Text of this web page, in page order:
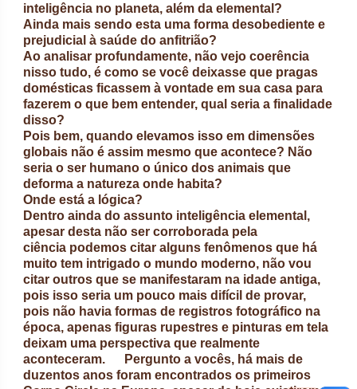
inteligência no planeta, além da elemental?
Ainda mais sendo esta uma forma desobediente e
prejudicial à saúde do anfitrião?
Ao analisar profundamente, não vejo coerência
nisso tudo, é como se você deixasse que pragas
domésticas ficassem à vontade em sua casa para
fazerem o que bem entender, qual seria a finalidade
disso?
Pois bem, quando elevamos isso em dimensões
globais não é assim mesmo que acontece? Não
seria o ser humano o único dos animais que
deforma a natureza onde habita?
Onde está a lógica?
Dentro ainda do assunto inteligência elemental,
apesar desta não ser corroborada pela
ciência podemos citar alguns fenômenos que há
muito tem intrigado o mundo moderno, não vou
citar outros que se manifestaram na idade antiga,
pois isso seria um pouco mais difícil de provar,
pois não havia formas de registros fotográfico na
época, apenas figuras rupestres e pinturas em tela
deixam uma perspectiva que realmente
aconteceram. Pergunto a vocês, há mais de
duzentos anos foram encontrados os primeiros